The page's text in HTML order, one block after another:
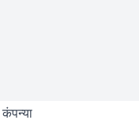
कंपन्या